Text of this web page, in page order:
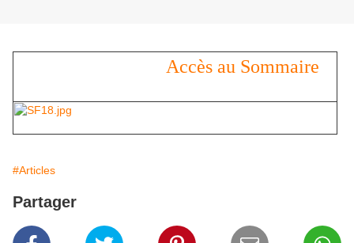
Accès au Sommaire
#Articles
Partager